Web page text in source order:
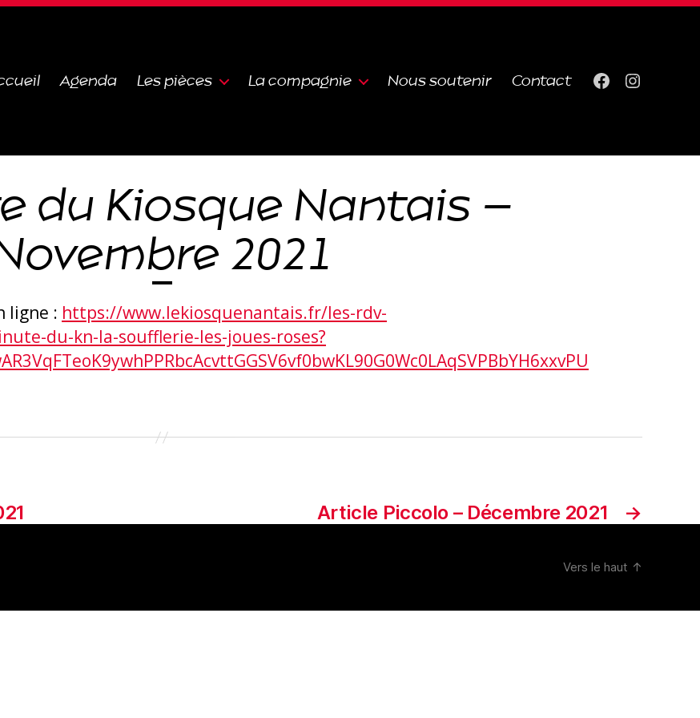
Agenda Les pièces La compagnie Nous soutenir Contact Facebook
du Kiosque Nantais –
2021
ligne : https://www.lekiosquenantais.fr/les-rdv-
du-kn-la-soufflerie-les-joues-roses?
→
Article Piccolo – Décembre 2021
Vers le haut ↑